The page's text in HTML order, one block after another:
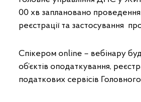
00 хв заплановано
реєстрації та застосування
Спікером online – вебінару
об’єктів оподаткування,
податкових сервісів